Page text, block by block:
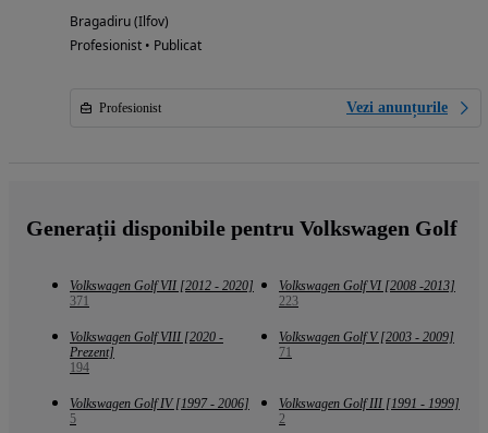
Bragadiru (Ilfov)
Profesionist • Publicat
Profesionist Vezi anunțurile
Generații disponibile pentru Volkswagen Golf
Volkswagen Golf VII [2012 - 2020]
371
Volkswagen Golf VI [2008 -2013]
223
Volkswagen Golf VIII [2020 -
Prezent]
194
Volkswagen Golf V [2003 - 2009]
71
Volkswagen Golf IV [1997 - 2006]
5
Volkswagen Golf III [1991 - 1999]
2